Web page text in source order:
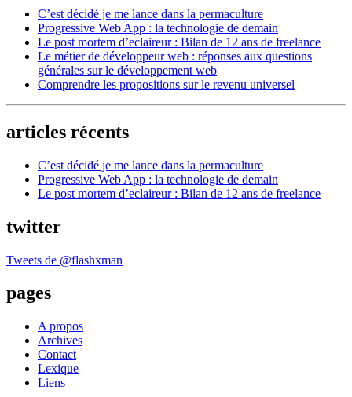
C’est décidé je me lance dans la permaculture
Progressive Web App : la technologie de demain
Le post mortem d’eclaireur : Bilan de 12 ans de freelance
Le métier de développeur web : réponses aux questions
générales sur le développement web
Comprendre les propositions sur le revenu universel
articles récents
C’est décidé je me lance dans la permaculture
Progressive Web App : la technologie de demain
Le post mortem d’eclaireur : Bilan de 12 ans de freelance
twitter
Tweets de @flashxman
pages
A propos
Archives
Contact
Lexique
Liens